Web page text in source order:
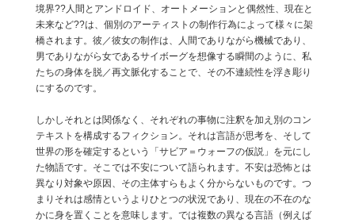
境界??人間とアンドロイド、オートメーションと偶然性、現在と
未来など??は、個別のアーティストの制作行為によって様々に架
橋されます。彼／彼女の制作は、人間でありながら機械であり、
男でありながら女であるサイボーグを想像する瞬間のように、私
たちの身体を脱／再文脈化することで、その不連続性を浮き彫り
にするのです。
しかしそれとは関係なく、それぞれの事物に注釈を加え別のコン
テキストを構成するフィクション。それは言語が思考を、そして
世界の形を確定するという「サビア＝ウォーフの仮説」を元にし
た物語です。そこでは不安について語られます。不安は恐怖とは
異なり対象や原因、その主体すらもよく分からないものです。つ
まりそれは感情というよりひとつの状況であり、現在の不在のな
かに身を置くことを意味します。では複数の異なる言語（例えば